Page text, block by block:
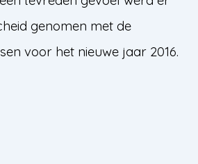
genomen met de
voor het nieuwe jaar 2016.